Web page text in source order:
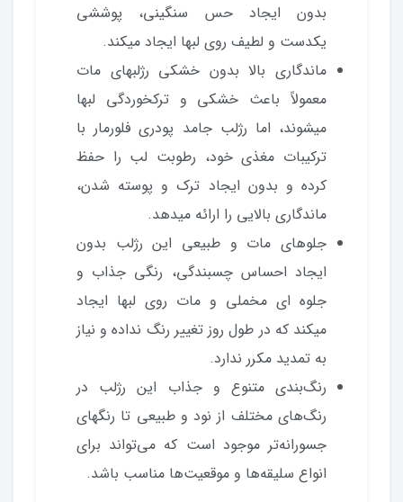
بدون ایجاد حس سنگینی، پوششی
یکدست و لطیف روی لبها ایجاد میکند.
ماندگاری بالا بدون خشکی رژلبهای مات
معمولاً باعث خشکی و ترکخوردگی لبها
میشوند، اما رژلب جامد پودری فلورمار با
ترکیبات مغذی خود، رطوبت لب را حفظ
کرده و بدون ایجاد ترک و پوسته شدن،
ماندگاری بالایی را ارائه میدهد.
جلوهای مات و طبیعی این رژلب بدون
ایجاد احساس چسبندگی، رنگی جذاب و
جلوه ای مخملی و مات روی لبها ایجاد
میکند که در طول روز تغییر رنگ نداده و نیاز
به تمدید مکرر ندارد.
رنگ‌بندی متنوع و جذاب این رژلب در
رنگ‌های مختلف از نود و طبیعی تا رنگهای
جسورانه‌تر موجود است که می‌تواند برای
انواع سلیقه‌ها و موقعیت‌ها مناسب باشد.